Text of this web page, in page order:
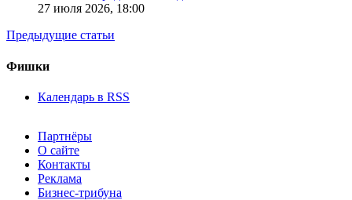
27 июля 2026, 18:00
Предыдущие статьи
Фишки
Календарь в RSS
Партнёры
О сайте
Контакты
Реклама
Бизнес-трибуна